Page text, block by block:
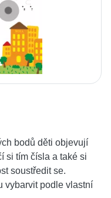
bodů děti objevují
si tím čísla a také si
soustředit se.
vybarvit podle vlastní